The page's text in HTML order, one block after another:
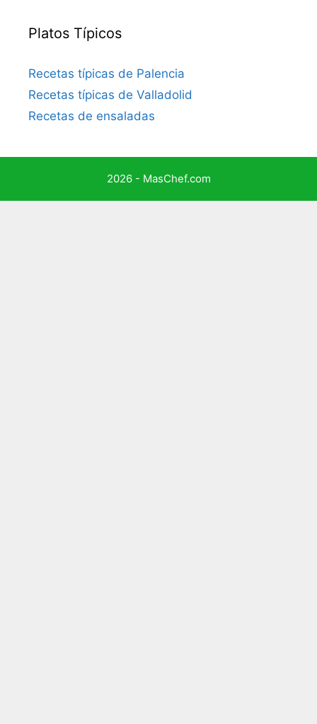
Platos Típicos
Recetas típicas de Palencia
Recetas típicas de Valladolid
Recetas de ensaladas
2026 - MasChef.com